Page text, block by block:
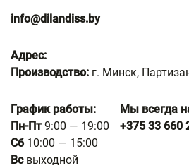
info@dilandiss.by
Адрес:
Производство: г. Минск,
График работы:
Пн-Пт9:00 — 19:00
Сб10:00 — 15:00
Всвыходной
Мы всегда
+375 33 660